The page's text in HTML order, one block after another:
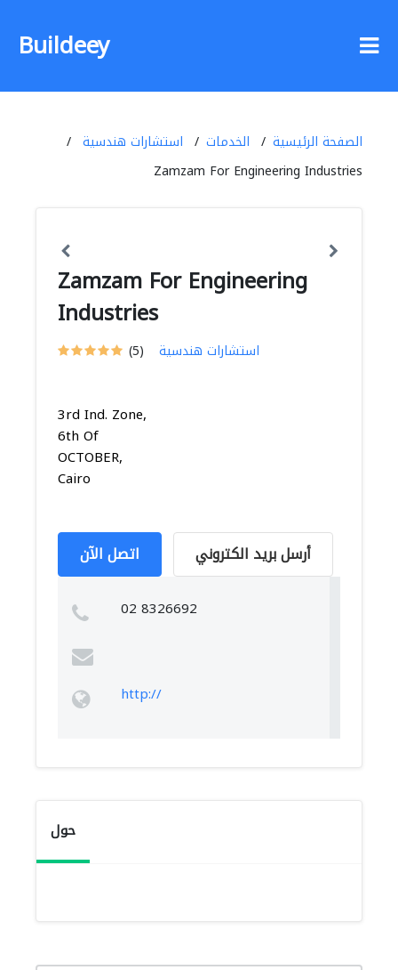
Buildeey
الصفحة الرئيسية الخدمات
استشارات هندسية
Zamzam For Engineering Industries
Zamzam For Engineering
Industries
(5) استشارات هندسية
3rd Ind. Zone,
6th Of
OCTOBER,
Cairo
اتصل الآن أرسل بريد الكتروني
02 8326692
http://
حول